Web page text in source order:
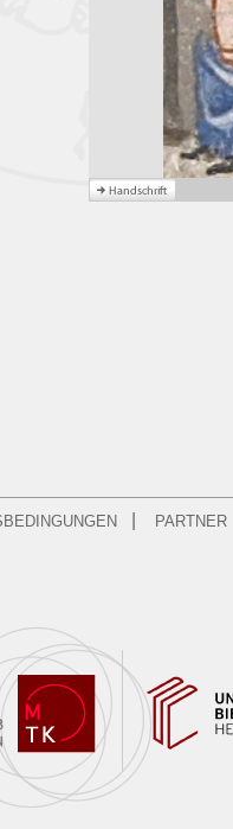
PARTNER